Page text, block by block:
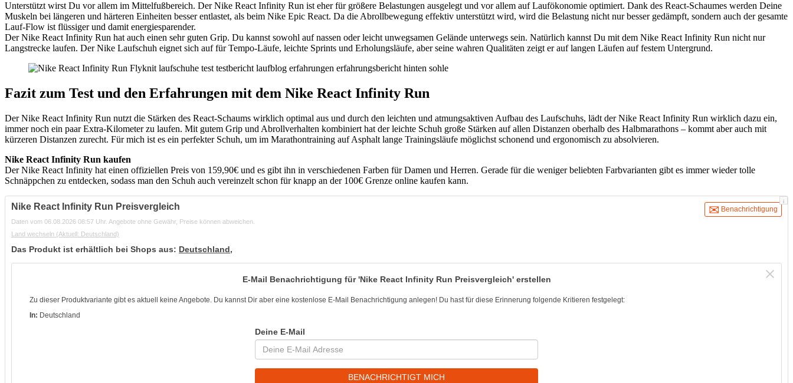
Unterstützt wirst Du vor allem im Mittelfußbereich. Der Nike React Infinity Run ist eher für größere Belastungen ausgelegt und vor allem auf Laufökonomie optimiert. Dank des React-Schaumes werden Deine
Muskeln bei längeren und härteren Einheiten besser entlastet, als beim Nike Epic React. Da die Abrollbewegung effektiv unterstützt wird, wird die Belastung nicht nur besser gedämpft, sondern auch der gesamte
Lauf-Flow ist flüssiger und damit energiesparender.
Der Nike React Infinity Run hat auch einen sehr guten Grip. Du kannst sowohl auf nassen oder leicht unwegsamen Gelände unterwegs sein. Natürlich kannst Du mit dem Nike React Infinity Run nicht nur
Langstrecke laufen. Der Nike Laufschuh eignet sich auf für Tempo-Läufe, leichte Sprints und Erholungsläufe, aber seine wahren Qualitäten zeigt er auf langen Läufen auf festem Untergrund.
Fazit zum Test und den Erfahrungen mit dem Nike React Infinity Run
Der Nike React Infinity Run nutzt die Stärken des React-Schaums wirklich optimal aus und durch den leichten und atmungsaktiven Aufbau des Laufschuhs, lädt der Nike React Infinity Run wirklich dazu ein,
immer noch ein paar Extra-Kilometer zu laufen. Mit gutem Grip und Abrollverhalten kombiniert hat der leichte Schuh große Stärken auf allen Distanzen oberhalb des Halbmarathons – kommt aber auch mit
kürzeren Distanzen zurecht. Für mich ist es ein perfekter Schuh, um im Marathontraining auf Asphalt lange Trainingsläufe möglichst schonend und ergonomisch zu absolvieren.
Nike React Infinity Run kaufen
Der Nike React Infinity hat einen offiziellen Preis von 159,90€ und es gibt ihn in verschiedenen Farben für Damen und Herren. Gerade für die weniger beliebten Farbvarianten gibt es immer wieder tolle
Schnäppchen zu entdecken, sodass man den Schuh auch vereinzelt schon für knapp an der 100€ Grenze online kaufen kann.
i
Nike React Infinity Run Preisvergleich Benachrichtigung
Daten vom 06.08.2026 08:57 Uhr. Angebote ohne Gewähr, Preise können abweichen.
Land wechseln (Aktuell: Deutschland)
Das Produkt ist erhältlich bei Shops aus: Deutschland,
E-Mail Benachrichtigung für 'Nike React Infinity Run Preisvergleich' erstellen
Zu dieser Produktvariante gibt es aktuell keine Angebote. Du kannst Dir aber eine kostenlose E-Mail Benachrichtigung anlegen! Du hast für diese Erinnerung folgende Kritieren festgelegt:
In: Deutschland
Deine E-Mail
BENACHRICHTIGT MICH